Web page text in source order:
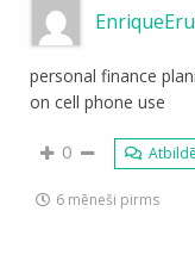
personal finance
on cell phone use
0
6 mēneši pirms